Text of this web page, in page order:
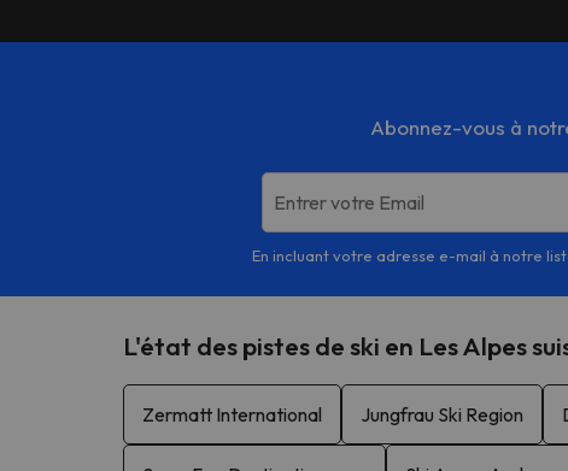
Abonnez-vous à
Entrer votre Email
En incluant votre adresse e-mail à notre
L'état des pistes de ski en Les Alpes
Zermatt International Jungfrau Ski Region